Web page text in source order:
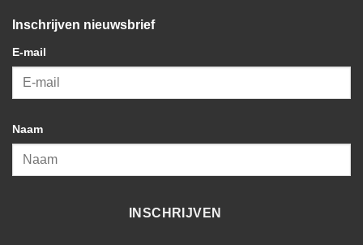
Inschrijven nieuwsbrief
E-mail
Naam
INSCHRIJVEN